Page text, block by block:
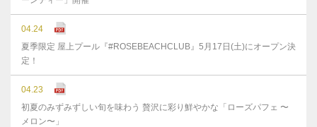
04.24
夏季限定 屋上プール『#ROSEBEACHCLUB』5月17日(土)にオープン決
定！
04.23
初夏のみずみずしい旬を味わう 贅沢に彩り鮮やかな「ローズパフェ 〜
メロン〜」